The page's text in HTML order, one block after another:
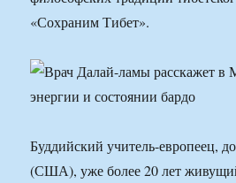
«Сохраним Тибет».
Буддийский учитель-европеец,
(США), уже более 20 лет